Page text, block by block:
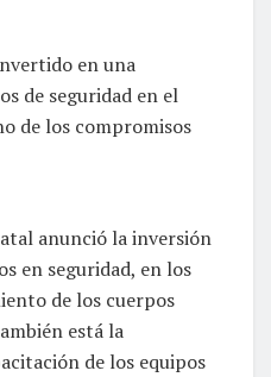
en una
de seguridad en el
de los compromisos
anunció la inversión
en seguridad, en los
de los cuerpos
está la
de los equipos